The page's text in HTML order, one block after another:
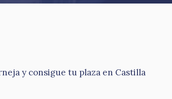
y consigue tu plaza en Castilla